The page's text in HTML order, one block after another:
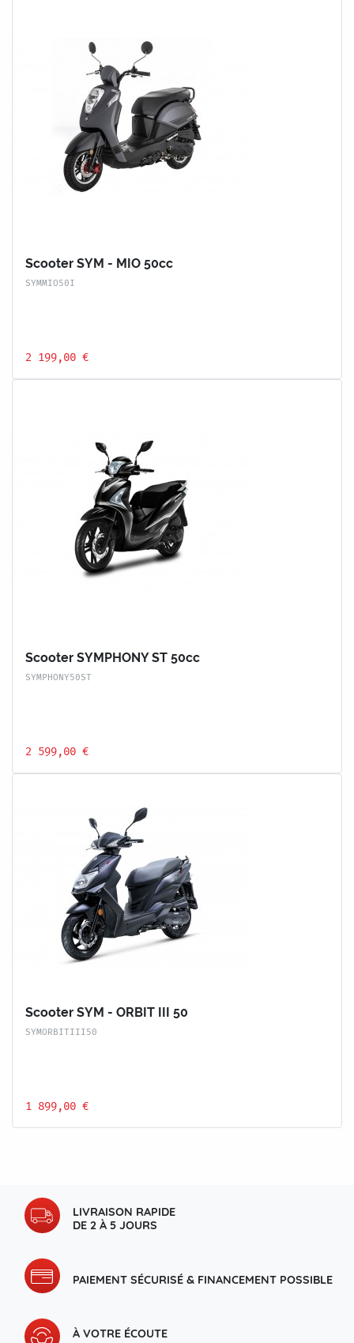
Scooter SYM - MIO 50cc
SYMMIO50I
2 199,00 €
Scooter SYMPHONY ST 50cc
SYMPHONY50ST
2 599,00 €
Scooter SYM - ORBIT III 50
SYMORBITIII50
1 899,00 €
LIVRAISON RAPIDE
DE 2 À 5 JOURS
PAIEMENT SÉCURISÉ & FINANCEMENT POSSIBLE
À VOTRE ÉCOUTE